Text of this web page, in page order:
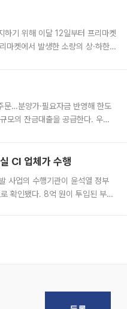
하기 위해 이달 12일부터 프리마켓
마켓에서 발생한 소량의 상·하한
문…분양가·필요자금 반영해 한도
모의 잔금대출을 공급한다. 우리
CI 업체가 수행
사업의 수행기관이 윤석열 정부
확인됐다. 8억 원이 투입된 부산